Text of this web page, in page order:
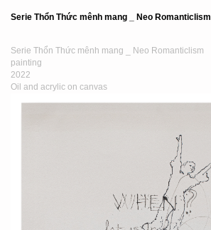
Serie Thổn Thức mênh mang _ Neo Romanticlism
Serie Thổn Thức mênh mang _ Neo Romanticlism
painting
2022
Oil and acrylic on canvas